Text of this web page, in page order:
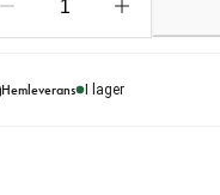
Hemleverans I lager